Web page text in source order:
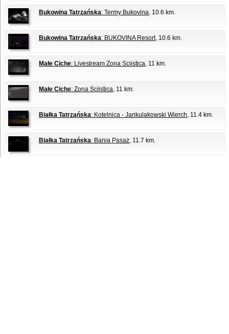
Bukowina Tatrzańska: Termy Bukovina, 10.6 km.
Bukowina Tatrzańska: BUKOVINA Resort, 10.6 km.
Małe Ciche: Livestream Zona Sciistica, 11 km.
Małe Ciche: Zona Sciistica, 11 km.
Białka Tatrzańska: Kotelnica - Jankulakowski Wierch, 11.4 km.
Białka Tatrzańska: Bania Pasaż, 11.7 km.